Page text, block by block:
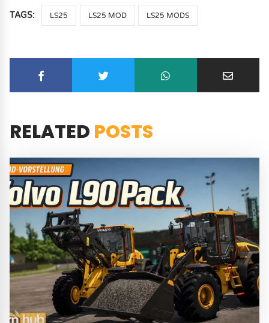
TAGS: LS25 LS25 MOD LS25 MODS
RELATED POSTS